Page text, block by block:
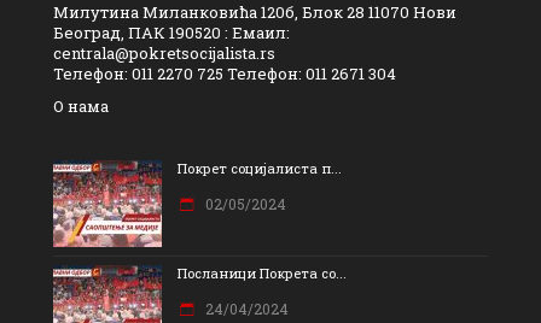
Милутина Миланковића 120б, Блок 28 11070 Нови
Београд, ПАК 190520 : Емаил:
centrala@pokretsocijalista.rs
Телефон: 011 2270 725 Телефон: 011 2671 304
О нама
Покрет социјалиста п...
02/05/2024
Посланици Покрета со...
24/04/2024